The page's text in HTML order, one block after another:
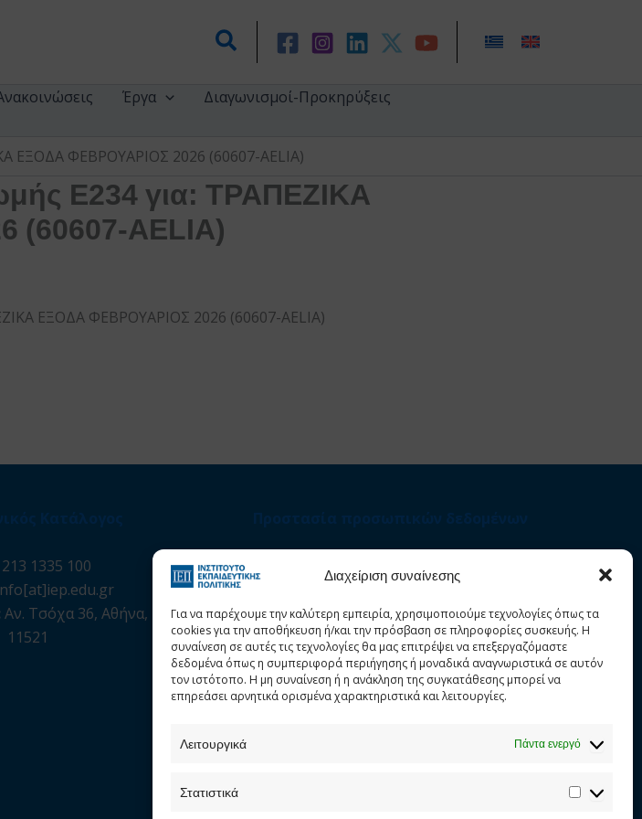
Διαχείριση συναίνεσης
Για να παρέχουμε την καλύτερη εμπειρία, χρησιμοποιούμε τεχνολογίες όπως τα
cookies για την αποθήκευση ή/και την πρόσβαση σε πληροφορίες συσκευής. Η
συναίνεση σε αυτές τις τεχνολογίες θα μας επιτρέψει να επεξεργαζόμαστε
δεδομένα όπως η συμπεριφορά περιήγησης ή μοναδικά αναγνωριστικά σε αυτόν
τον ιστότοπο. Η μη συναίνεση ή η ανάκληση της συγκατάθεσης μπορεί να
επηρεάσει αρνητικά ορισμένα χαρακτηριστικά και λειτουργίες.
Λειτουργικά Πάντα ενεργό
Στατιστικά
Στατιστικά
Αναζήτηση
Έργα
Διαγωνισμοί-Προκηρύξεις
ΕΞΟΔΑ ΦΕΒΡΟΥΑΡΙΟΣ 2026 (60607-AELIA)
Ε234 για: ΤΡΑΠΕΖΙΚΑ
AELIA)
ΕΞΟΔΑ ΦΕΒΡΟΥΑΡΙΟΣ 2026 (60607-AELIA)
1335 100
Αν. Τσόχα 36, Αθήνα, Τ.Κ.
11521